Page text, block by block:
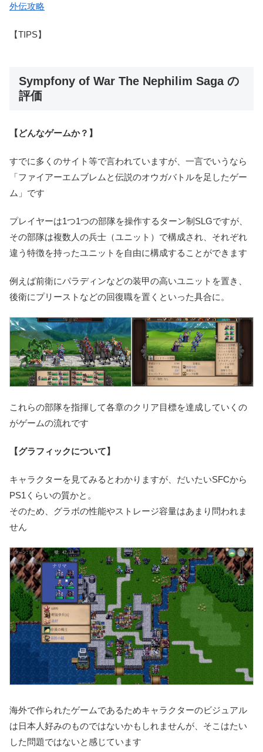
外伝攻略
【TIPS】
Sympfony of War The Nephilim Saga の
評価
【どんなゲームか？】
すでに多くのサイト等で言われていますが、一言でいうなら
「ファイアーエムブレムと伝説のオウガバトルを足したゲー
ム」です
プレイヤーは1つ1つの部隊を操作するターン制SLGですが、
その部隊は複数人の兵士（ユニット）で構成され、それぞれ
違う特徴を持ったユニットを自由に構成することができます
例えば前衛にパラディンなどの装甲の高いユニットを置き、
後衛にプリーストなどの回復職を置くといった具合に。
これらの部隊を指揮して各章のクリア目標を達成していくの
がゲームの流れです
【グラフィックについて】
キャラクターを見てみるとわかりますが、だいたいSFCから
PS1くらいの質かと。
そのため、グラボの性能やストレージ容量はあまり問われま
せん
海外で作られたゲームであるためキャラクターのビジュアル
は日本人好みのものではないかもしれませんが、そこはたい
した問題ではないと感じています